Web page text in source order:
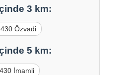
3 km:
Özvadi
5 km:
İmamli